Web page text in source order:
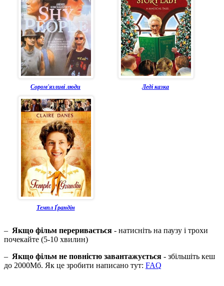
Сором'язливі люди Леді казка
Темпл Ґрандін
– Якщо фільм переривається - натисніть на паузу і трохи
почекайте (5-10 хвилин)
– Якщо фільм не повністю завантажується - збільшіть кеш
до 2000Мб. Як це зробити написано тут: FAQ